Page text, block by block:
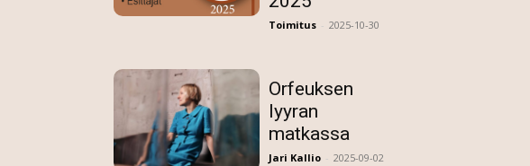
Toimitus - 2025-10-30
Orfeuksen
lyyran
matkassa
Jari Kallio - 2025-09-02